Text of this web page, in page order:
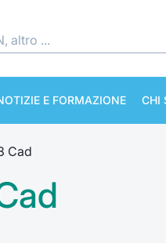
E FORMAZIONE CHI
Cad